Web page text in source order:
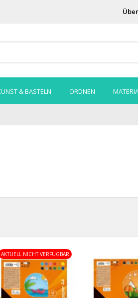
& BASTELN ORDNEN
AKTUELL NICHT VERFÜGBAR